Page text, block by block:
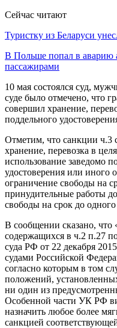
Сейчас читают
Туристку из Беларуси
В Польше попал в аварию
пассажирами
10 мая состоялся суд,
суде было отмечено, что
совершил хранение,
поддельного
Отметим, что санкции
хранение, перевозка в
использование заведомо
удостоверения или иного
ограничение свободы на
принудительные работы
свободы на срок до одного
В сообщении сказано, что
содержащихся в ч.2 п.27
суда РФ от 22 декабря
судами Российской
согласно которым в том
положений,
ни один из
Особенной части УК РФ
назначить любое более
санкцией